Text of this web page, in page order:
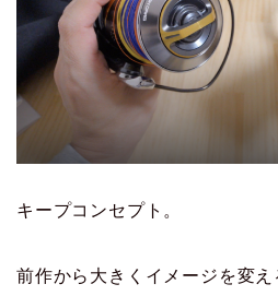
キープコンセプト。
前作から大きくイメージを変